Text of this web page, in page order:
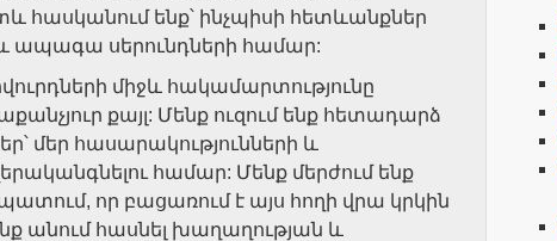
հասկանում ենք՝ ինչպիսի հետևանքներ
և ապագա սերունդների համար:
միջև հակամարտությունը
քայլ: Մենք ուզում ենք հետադարձ
մեր հասարակությունների և
համար: Մենք մերժում ենք
որ բացառում է այս հողի վրա կրկին
անում հասնել խաղաղության և